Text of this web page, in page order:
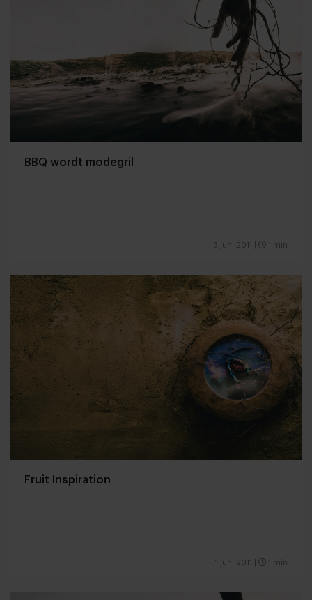
BBQ wordt modegril
3 juni 2011 1 min
Fruit Inspiration
1 juni 2011 1 min